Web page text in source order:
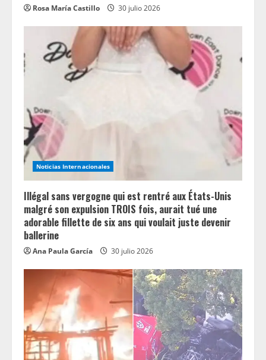
Rosa María Castillo 30 julio 2026
Noticias Internacionales
Illégal sans vergogne qui est rentré aux États-Unis
malgré son expulsion TROIS fois, aurait tué une
adorable fillette de six ans qui voulait juste devenir
ballerine
Ana Paula García 30 julio 2026